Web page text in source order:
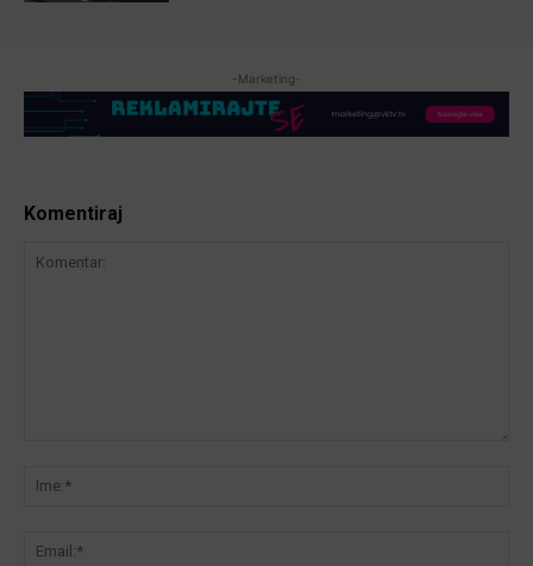
-Marketing-
Komentiraj